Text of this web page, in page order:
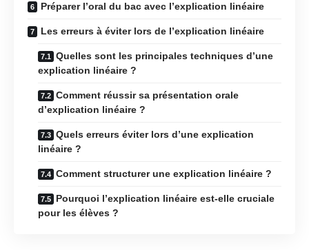
Préparer l’oral du bac avec l’explication linéaire
Les erreurs à éviter lors de l’explication linéaire
Quelles sont les principales techniques d’une
explication linéaire ?
Comment réussir sa présentation orale
d’explication linéaire ?
Quels erreurs éviter lors d’une explication
linéaire ?
Comment structurer une explication linéaire ?
Pourquoi l’explication linéaire est-elle cruciale
pour les élèves ?